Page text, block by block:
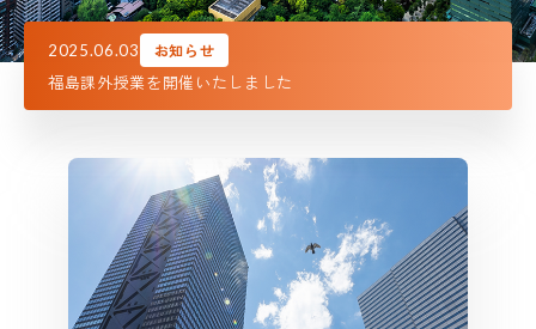
2025.06.03 お知らせ
福島課外授業を開催いたしました